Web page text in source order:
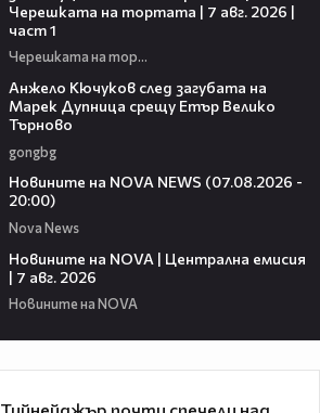
Черешката на тортата | 7 авг. 2026 |
част 1
Черешката на тортата
Анжело Кючуков след загубата на
Марек Дупница срещу Етър Велико
Търново
gongbg
Новините на NOVA NEWS (07.08.2026 -
20:00)
Nova News
Новините на NOVA | Централна емисия
| 7 авг. 2026
Новините на NOVA
Тийнейджър почти спечели над